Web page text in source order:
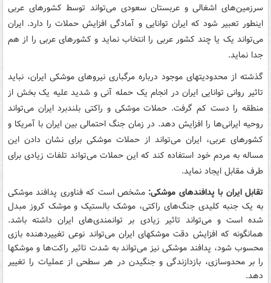
سرزمین‌های اشغالی و عربستان سعودی می‌تواند توسط کشورهای عربی
اینطور تعبیر شود که ایران توانایی و آمادگی افزایش حملات را دارد. ایران
می‌تواند یک یا چند کشور عربی را انتخاب نماید و کشورهای عربی را از هم
جدا نماید.
گذشته از محدودیتهای موجود درباره مرگباری نیروهای موشکی ایران، نباید
تاثیر روانی توانایی ایران در انجام یک حمله آنی و شدید علیه یک بخش از
منطقه را دست کم گرفت. حملات موشکی و راکتی بلندبرد ایران می‌تواند
روحیه ایرانی‌ها را افزایش دهد. در زمان جنگ احتمالی بین ایران با آمریکا و
کشورهای عربی، ایران می‌تواند از حملات موشکی برای نشان دادن این
مساله به مردم خود استفاده کند که این حملات می‌تواند تلفات زیادی برای
طرف مقابل ایجاد نماید.
تقابل ایران با پدافندهای موشکی: مشخص است که فناوری پدافند موشکی
به یک جنبه کلیدی جنگ‌های راکتی، موشک بالستیک و موشک کروز مبدل
شده است و می‌تواند تاثیر زیادی بر توانمندی‌های ایران داشته باشد.
همانگونه که افزایش دقت موشکهای ایران می‌تواند نوعی تغییر‌دهنده بازی
محسوب شود، پدافند موشکی نیز می‌تواند به شدت تاثیر راکت‌ها و موشکها
را بر محدوسازی، بازدازندگی و جنگیدن در هر سطحی از عملیات را تغییر
دهد.